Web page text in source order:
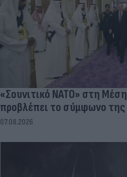
«Σουνιτικό ΝΑΤΟ» στη
προβλέπει το σύμφωνο
07.08.2026